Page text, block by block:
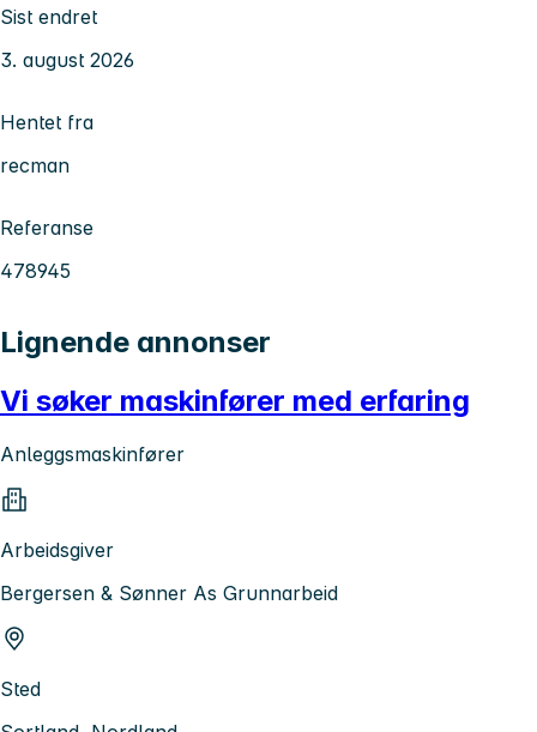
Sist endret
3. august 2026
Hentet fra
recman
Referanse
478945
Lignende annonser
Vi søker maskinfører med erfaring
Anleggsmaskinfører
Arbeidsgiver
Bergersen & Sønner As Grunnarbeid
Sted